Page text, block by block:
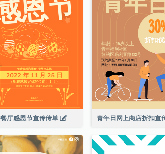
餐厅感恩节宣传传单